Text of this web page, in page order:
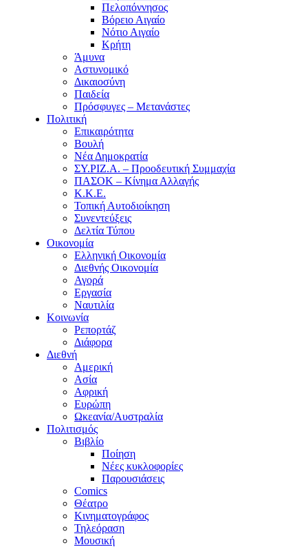
Πελοπόννησος
Βόρειο Αιγαίο
Νότιο Αιγαίο
Κρήτη
Άμυνα
Αστυνομικό
Δικαιοσύνη
Παιδεία
Πρόσφυγες – Μετανάστες
Πολιτική
Επικαιρότητα
Βουλή
Νέα Δημοκρατία
ΣΥ.ΡΙΖ.Α. – Προοδευτική Συμμαχία
ΠΑΣΟΚ – Κίνημα Αλλαγής
Κ.Κ.Ε.
Τοπική Αυτοδιοίκηση
Συνεντεύξεις
Δελτία Τύπου
Οικονομία
Ελληνική Οικονομία
Διεθνής Οικονομία
Αγορά
Εργασία
Ναυτιλία
Κοινωνία
Ρεπορτάζ
Διάφορα
Διεθνή
Αμερική
Ασία
Αφρική
Ευρώπη
Ωκεανία/Αυστραλία
Πολιτισμός
Βιβλίο
Ποίηση
Νέες κυκλοφορίες
Παρουσιάσεις
Comics
Θέατρο
Κινηματογράφος
Τηλεόραση
Μουσική